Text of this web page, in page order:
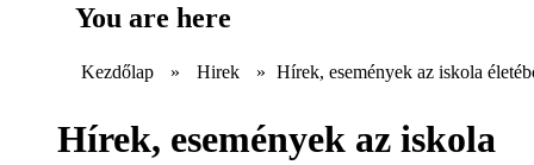
You are here
Kezdőlap » Hirek » Hírek, események az iskola
Hírek, események az iskola